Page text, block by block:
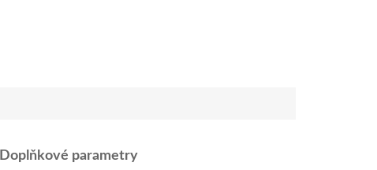
Doplňkové parametry